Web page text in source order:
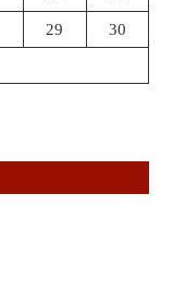
29 30